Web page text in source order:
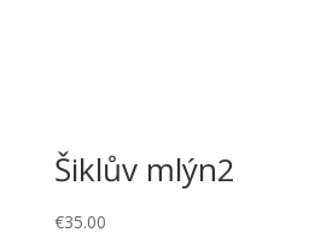
Šiklův mlýn2
€35.00